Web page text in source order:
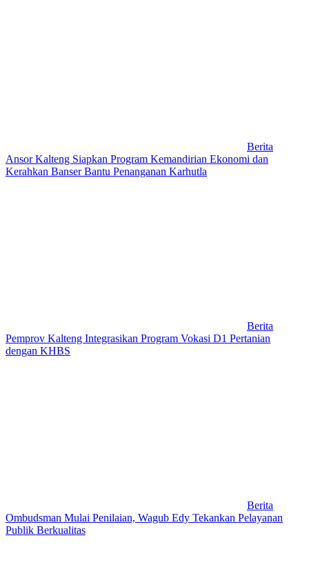
Berita
Ansor Kalteng Siapkan Program Kemandirian Ekonomi dan
Kerahkan Banser Bantu Penanganan Karhutla
Berita
Pemprov Kalteng Integrasikan Program Vokasi D1 Pertanian
dengan KHBS
Berita
Ombudsman Mulai Penilaian, Wagub Edy Tekankan Pelayanan
Publik Berkualitas